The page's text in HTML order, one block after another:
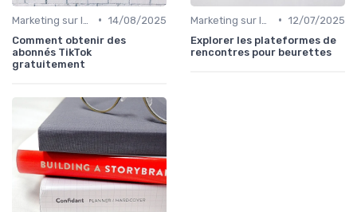
• 14/08/2025
Comment obtenir des
abonnés TikTok
gratuitement
• 12/07/2025
Explorer les plateformes de
rencontres pour beurettes